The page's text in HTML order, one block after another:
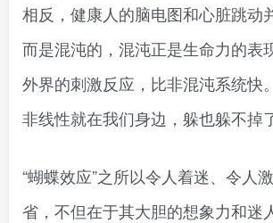
相反，健康人的脑电图和心脏跳动
而是混沌的，混沌正是生命力的表
外界的刺激反应，比非混沌系统快
非线性就在我们身边，躲也躲不掉了
“蝴蝶效应”之所以令人着迷、令人
省，不但在于其大胆的想象力和迷